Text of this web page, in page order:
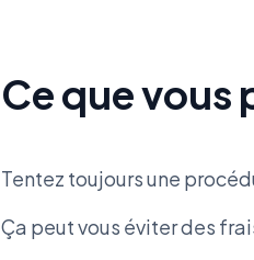
Ce que vous
Tentez toujours une
Ça peut vous éviter des